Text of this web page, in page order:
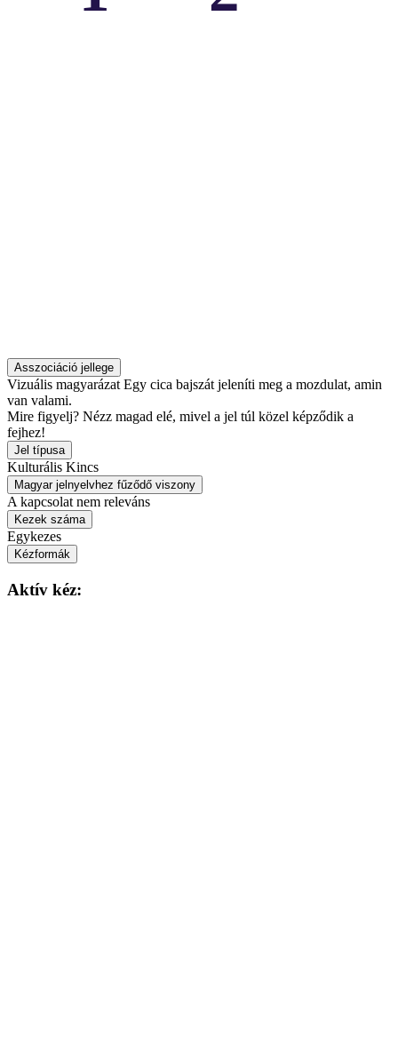
Asszociáció jellege
Vizuális magyarázat Egy cica bajszát jeleníti meg a mozdulat, amin
van valami.
Mire figyelj? Nézz magad elé, mivel a jel túl közel képződik a
fejhez!
Jel típusa
Kulturális Kincs
Magyar jelnyelvhez fűződő viszony
A kapcsolat nem releváns
Kezek száma
Egykezes
Kézformák
Aktív kéz: